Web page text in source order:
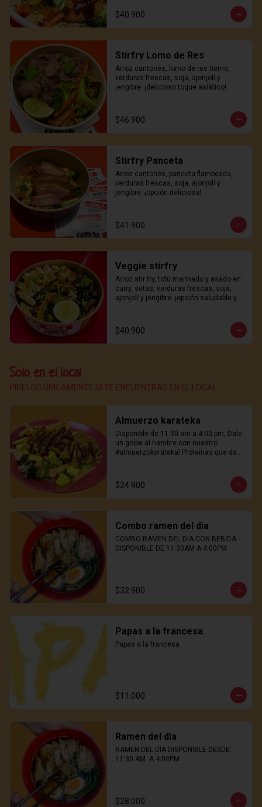
$40.900
Stirfry Lomo de Res
Arroz cantonés, lomo de res tierno,
verduras frescas, soja, ajonjolí y
jengibre. ¡delicioso toque asiático!
$46.900
Stirfry Panceta
Arroz cantonés, panceta flambeada,
verduras frescas, soja, ajonjolí y
jengibre. ¡opción deliciosa!
$41.900
Veggie stirfry
Arroz stir fry, tofu marinado y asado en
curry, setas, verduras frescas, soja,
ajonjolí y jengibre. ¡opción saludable y
$40.900
Solo en el local
PIDELOS UNICAMENTE SI TE ENCUENTRAS EN EL LOCAL.
Almuerzo karateka
Disponible de 11:30 am a 4:00 pm, Dale
un golpe al hambre con nuestro
#almuerzokarateka! Proteínas que dan
$24.900
Combo ramen del dia
COMBO RAMEN DEL DIA CON BEBIDA
DISPONIBLE DE 11:30AM A 4:00PM
$32.900
Papas a la francesa
Papas a la francesa
$11.000
Ramen del dia
RAMEN DEL DIA DISPONIBLE DESDE:
11:30 AM  A 4:00PM
$28.000